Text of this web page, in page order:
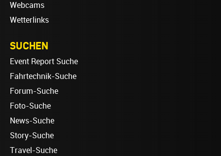
Webcams
Wetterlinks
SUCHEN
Event Report Suche
Fahrtechnik-Suche
Forum-Suche
Foto-Suche
News-Suche
Story-Suche
Travel-Suche